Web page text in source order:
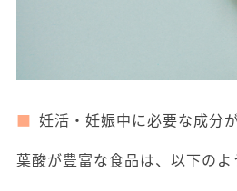
妊活・妊娠中に必要な成分
葉酸が豊富な食品は、以下のよ